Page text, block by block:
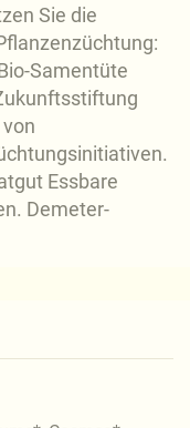
Sie die
Samentüte
Essbare
Demeter-